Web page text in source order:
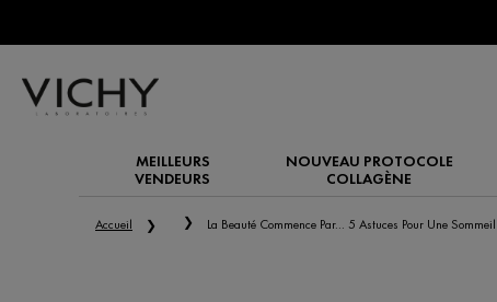
MEILLEURS
VENDEURS
NOUVEAU PROTOCOLE
COLLAGÈNE
Accueil La Beauté Commence Par... 5 Astuces Pour Une